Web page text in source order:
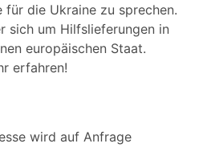
für die Ukraine zu sprechen.
sich um Hilfslieferungen in
europäischen Staat.
erfahren!
wird auf Anfrage